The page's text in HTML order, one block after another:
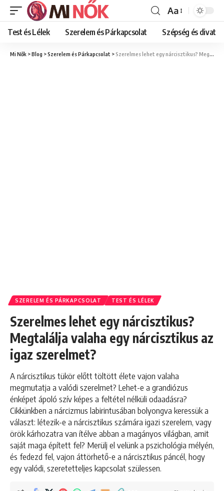
Font
Resizer
Aa
Test és Lélek Szerelem és Párkapcsolat Szépség és divat
Mi Nők >Blog >Szerelem és Párkapcsolat >Szerelmes lehet egy nárcisztikus? Megtalálja valaha egy nárcisztikus az igaz szerelmet?
SZERELEM ÉS PÁRKAPCSOLAT TEST ÉS LÉLEK
Szerelmes lehet egy nárcisztikus?
Megtalálja valaha egy nárcisztikus az
igaz szerelmet?
A nárcisztikus tükör előtt töltött élete vajon valaha
megmutatja a valódi szerelmet? Lehet-e a grandiózus
énképet ápoló szív képes a feltétel nélküli odaadásra?
Cikkünkben a nárcizmus labirintusában bolyongva keressük a
választ: létezik-e a nárcisztikus számára igazi szerelem, vagy
örök kárhozatra van ítélve abban a magányos világban, amit
saját maga épített fel? Merülj el velünk a pszichológia mélyén,
és fedezd fel, vajon áttörhető-e a nárcisztikus páncél, hogy
egy valódi, szeretetteljes kapcsolat szülessen.